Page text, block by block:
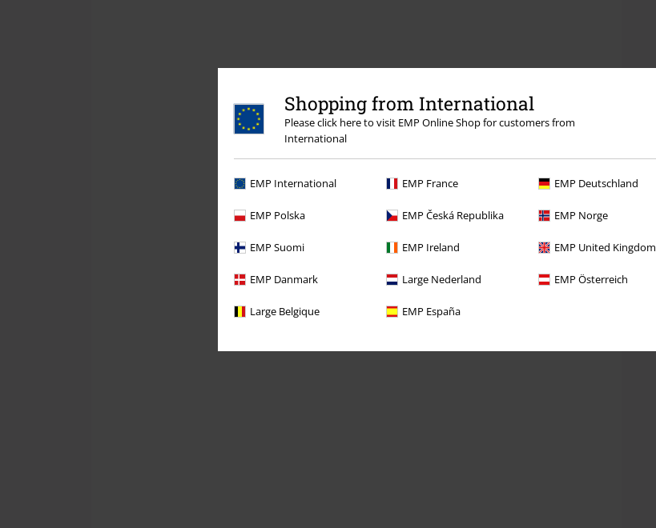
Shopping from International
Please click here to visit EMP Online Shop for customers from
International
EMP International EMP France EMP Deutschland
EMP Polska EMP Česká Republika EMP Norge
EMP Suomi EMP Ireland EMP United Kingdom
EMP Danmark Large Nederland EMP Österreich
Large Belgique EMP España